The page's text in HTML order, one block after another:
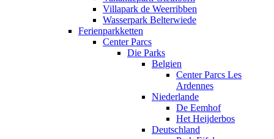
Villapark de Weerribben
Wasserpark Belterwiede
Ferienparkketten
Center Parcs
Die Parks
Belgien
Center Parcs Les
Ardennes
Niederlande
De Eemhof
Het Heijderbos
Deutschland